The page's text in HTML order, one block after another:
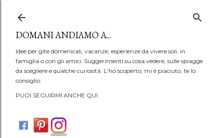
DOMANI ANDIAMO A...
Idee per gite domenicali, vacanze, esperienze da vivere soli, in
famiglia o con gli amici. Suggerimenti su cosa vedere, sulle spiagge
da scegliere e qualche curiosità. L'ho scoperto, mi è piaciuto, te lo
consiglio.
PUOI SEGUIRMI ANCHE QUI